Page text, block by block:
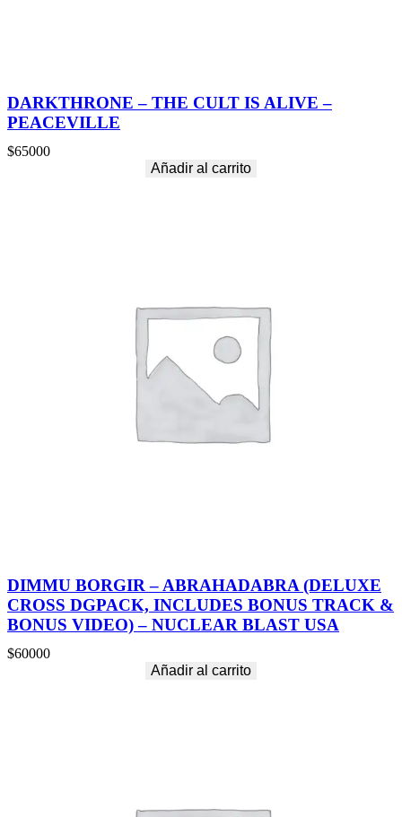
DARKTHRONE – THE CULT IS ALIVE –
PEACEVILLE
$65000
Añadir al carrito
DIMMU BORGIR – ABRAHADABRA (DELUXE
CROSS DGPACK, INCLUDES BONUS TRACK &
BONUS VIDEO) – NUCLEAR BLAST USA
$60000
Añadir al carrito